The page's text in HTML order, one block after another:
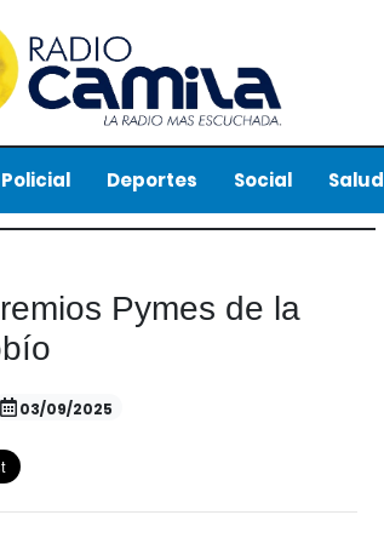
Policial Deportes Social Salud
Pymes de la
03/09/2025